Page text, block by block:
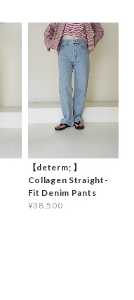
【determ; 】
Collagen Straight-
Fit Denim Pants
¥38,500